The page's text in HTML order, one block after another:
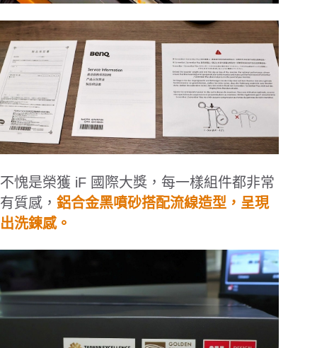
不愧是榮獲 iF 國際大獎 ，每一樣組件都非常
有質感， 鋁合金黑噴砂搭配流線造型，呈現
出洗鍊感。